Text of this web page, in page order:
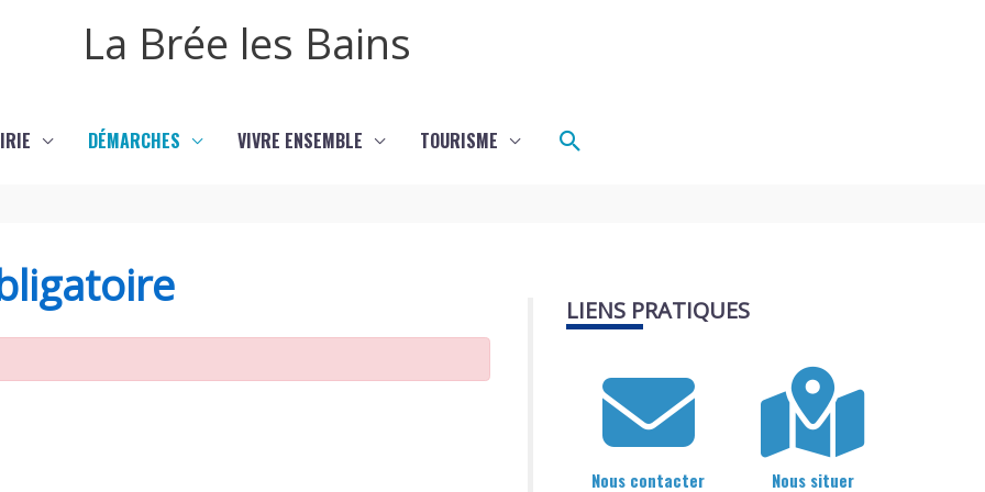
La Brée les Bains
DÉMARCHES VIVRE ENSEMBLE TOURISME Rechercher
LIENS PRATIQUES
Nous contacter Nous situer